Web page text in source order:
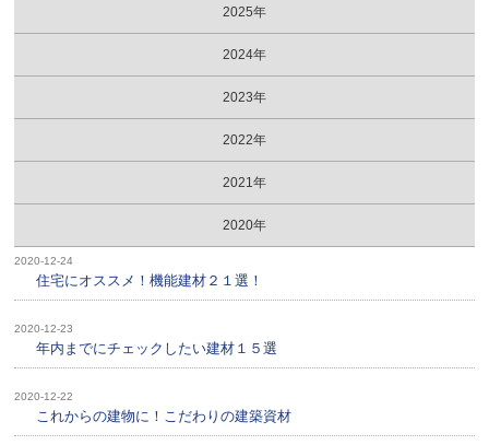
2025年
2024年
2023年
2022年
2021年
2020年
2020-12-24
住宅にオススメ！機能建材２１選！
2020-12-23
年内までにチェックしたい建材１５選
2020-12-22
これからの建物に！こだわりの建築資材